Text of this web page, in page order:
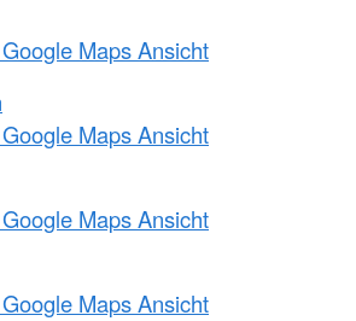
Maps Ansicht
Maps Ansicht
Maps Ansicht
Maps Ansicht